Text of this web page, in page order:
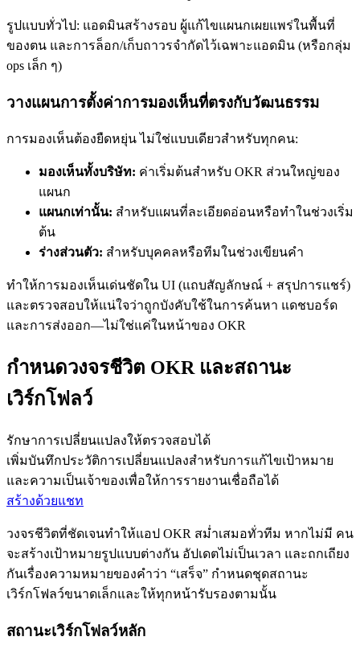
รูปแบบทั่วไป: แอดมินสร้างรอบ ผู้แก้ไขแผนกเผยแพร่ในพื้นที่
ของตน และการล็อก/เก็บถาวรจำกัดไว้เฉพาะแอดมิน (หรือกลุ่ม
ops เล็ก ๆ)
วางแผนการตั้งค่าการมองเห็นที่ตรงกับวัฒนธรรม
การมองเห็นต้องยืดหยุ่น ไม่ใช่แบบเดียวสำหรับทุกคน:
มองเห็นทั้งบริษัท: ค่าเริ่มต้นสำหรับ OKR ส่วนใหญ่ของ
แผนก
แผนกเท่านั้น: สำหรับแผนที่ละเอียดอ่อนหรือทำในช่วงเริ่ม
ต้น
ร่างส่วนตัว: สำหรับบุคคลหรือทีมในช่วงเขียนคำ
ทำให้การมองเห็นเด่นชัดใน UI (แถบสัญลักษณ์ + สรุปการแชร์)
และตรวจสอบให้แน่ใจว่าถูกบังคับใช้ในการค้นหา แดชบอร์ด
และการส่งออก—ไม่ใช่แค่ในหน้าของ OKR
กำหนดวงจรชีวิต OKR และสถานะ
เวิร์กโฟลว์
รักษาการเปลี่ยนแปลงให้ตรวจสอบได้
เพิ่มบันทึกประวัติการเปลี่ยนแปลงสำหรับการแก้ไขเป้าหมาย
และความเป็นเจ้าของเพื่อให้การรายงานเชื่อถือได้
สร้างด้วยแชท
วงจรชีวิตที่ชัดเจนทำให้แอป OKR สม่ำเสมอทั่วทีม หากไม่มี คน
จะสร้างเป้าหมายรูปแบบต่างกัน อัปเดตไม่เป็นเวลา และถกเถียง
กันเรื่องความหมายของคำว่า “เสร็จ” กำหนดชุดสถานะ
เวิร์กโฟลว์ขนาดเล็กและให้ทุกหน้ารับรองตามนั้น
สถานะเวิร์กโฟลว์หลัก